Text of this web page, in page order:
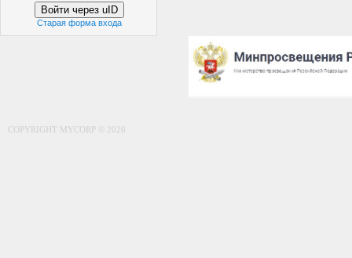
Войти через uID
Старая форма входа
COPYRIGHT MYCORP © 2026